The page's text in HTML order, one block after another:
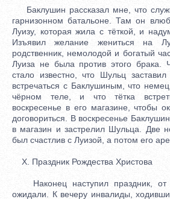
Баклушин рассказал мне, что
гарнизонном батальоне. Там он
Луизу, которая жила с тёткой, и
Изъявил желание жениться на
родственник, немолодой и богатый
Луиза не была против этого брака.
стало известно, что Шульц
встречаться с Баклушиным, что
чёрном теле, и что тётка
воскресенье в его магазине, чтобы
договориться. В воскресенье
в магазин и застрелил Шульца. Две
был счастлив с Луизой, а потом его
X. Праздник Рождества Христова
Наконец наступил праздник, от
ожидали. К вечеру инвалиды,